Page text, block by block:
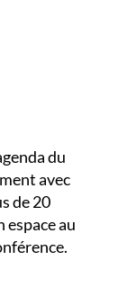
du
avec
de 20
au